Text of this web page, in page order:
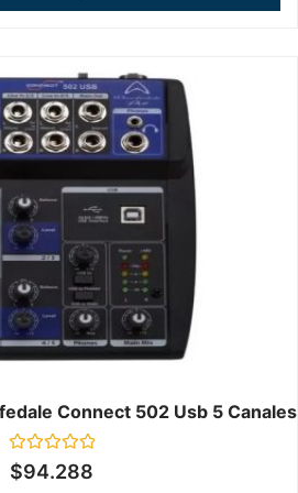
Connect 502 Usb 5 Canales
Valorado
en
$94.288